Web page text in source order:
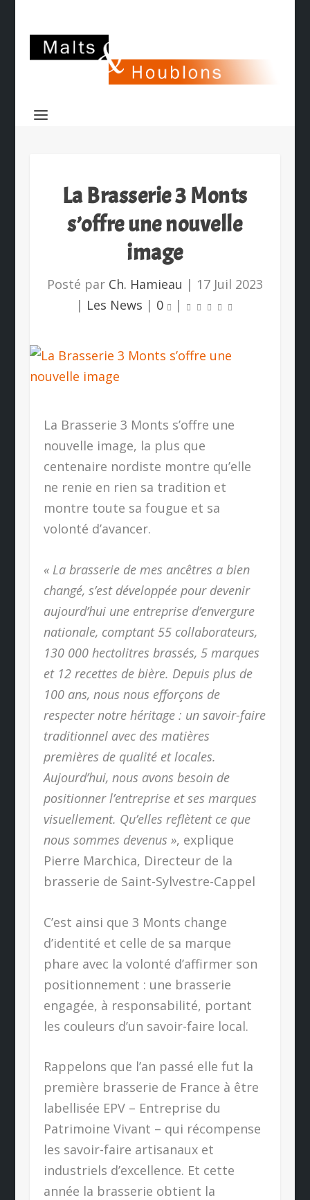
La Brasserie 3 Monts
s’offre une nouvelle
image
Posté par Ch. Hamieau | 17 Juil 2023
| Les News | 0 |
La Brasserie 3 Monts s’offre une
nouvelle image, la plus que
centenaire nordiste montre qu’elle
ne renie en rien sa tradition et
montre toute sa fougue et sa
volonté d’avancer.
« La brasserie de mes ancêtres a bien
changé, s’est développée pour devenir
aujourd’hui une entreprise d’envergure
nationale, comptant 55 collaborateurs,
130 000 hectolitres brassés, 5 marques
et 12 recettes de bière. Depuis plus de
100 ans, nous nous efforçons de
respecter notre héritage : un savoir-faire
traditionnel avec des matières
premières de qualité et locales.
Aujourd’hui, nous avons besoin de
positionner l’entreprise et ses marques
visuellement. Qu’elles reflètent ce que
nous sommes devenus », explique
Pierre Marchica, Directeur de la
brasserie de Saint-Sylvestre-Cappel
C’est ainsi que 3 Monts change
d’identité et celle de sa marque
phare avec la volonté d’affirmer son
positionnement : une brasserie
engagée, à responsabilité, portant
les couleurs d’un savoir-faire local.
Rappelons que l’an passé elle fut la
première brasserie de France à être
labellisée EPV – Entreprise du
Patrimoine Vivant – qui récompense
les savoir-faire artisanaux et
industriels d’excellence. Et cette
année la brasserie obtient la